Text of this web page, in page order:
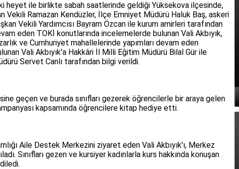
heyet ile birlikte sabah saatlerinde geldiği Yüksekova ilçesinde,
Vekili Ramazan Kendüzler, İlçe Emniyet Müdürü Haluk Baş, askeri
Vekili Yardımcısı Bayram Özcan ile kurum amirleri tarafından
eden TOKİ konutlarında incelemelerde bulunan Vali Akbıyık,
ve Cumhuriyet mahallelerinde yapımları devam eden
Vali Akbıyık'a Hakkâri İl Milli Eğitim Müdürü Bilal Gür ile
Servet Canlı tarafından bilgi verildi.
geçen ve burada sınıfları gezerek öğrencilerle bir araya gelen
kapsamında öğrencilere kitap hediye etti.
Aile Destek Merkezini ziyaret eden Vali Akbıyık'ı, Merkez
Sınıfları gezen ve kursiyer kadınlarla kurs hakkında konuşan